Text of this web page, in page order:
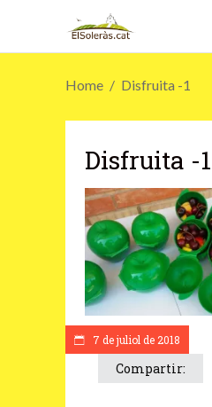
Home Disfruita -1
7 de juliol de 2018
Disfruita -1
Compartir: